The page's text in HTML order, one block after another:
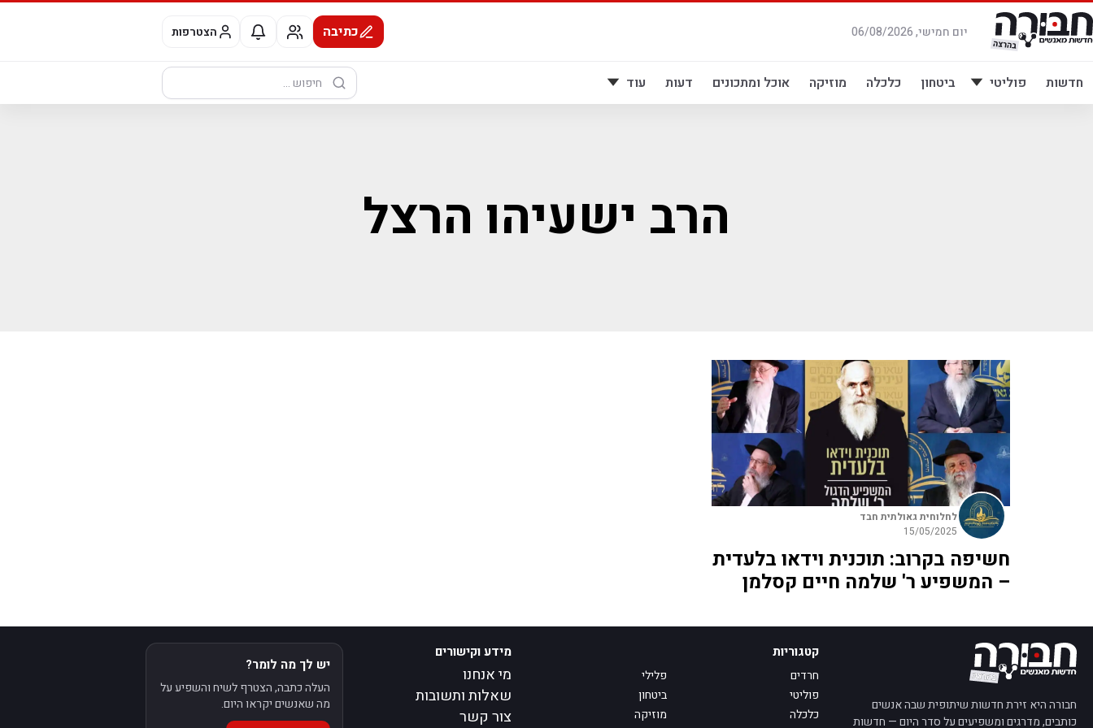
דלג
לתוכן
יום חמישי, 06/08/2026 כתיבה הצטרפות
חדשות פוליטי ביטחון כלכלה מוזיקה אוכל ומתכונים דעות עוד
חיפוש:
הרב ישעיהו הרצל
לחלוחית גאולתית חבד
15/05/2025
חשיפה בקרוב: תוכנית וידאו בלעדית
– המשפיע ר' שלמה חיים קסלמן
חבורה היא זירת חדשות שיתופית שבה אנשים
כותבים, מדרגים ומשפיעים על סדר היום — חדשות
קטגוריות
חרדים
פלילי
פוליטי
ביטחון
כלכלה
מוזיקה
מידע וקישורים
מי אנחנו
שאלות ותשובות
צור קשר
יש לך מה לומר?
העלה כתבה, הצטרף לשיח והשפיע על
מה שאנשים יקראו היום.